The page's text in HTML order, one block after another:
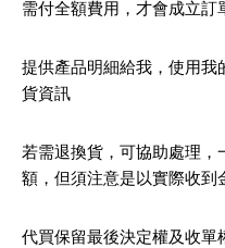
需付全額費用，才會成立訂
提供產品明細給我，使用我
貨資訊
若需退換貨，可協助處理，
額，但須注意是以實際收到
代買保留最後決定權及收單